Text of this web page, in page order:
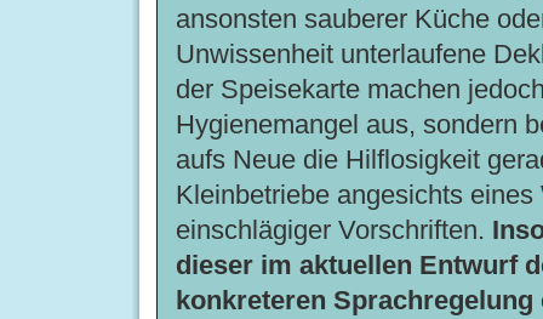
ansonsten sauberer Küche
Unwissenheit unterlaufene
der Speisekarte machen
Hygienemangel aus, sondern
aufs Neue die Hilflosigkeit
Kleinbetriebe angesichts
einschlägiger Vorschriften.
dieser im aktuellen Entwurf
konkreteren Sprachregelung